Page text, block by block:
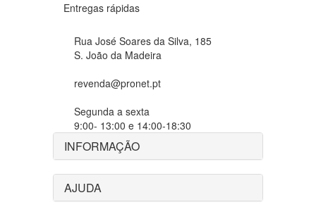
Entregas rápidas
Rua José Soares da Silva, 185
S. João da Madeira
revenda@pronet.pt
Segunda a sexta
9:00- 13:00 e 14:00-18:30
INFORMAÇÃO
AJUDA